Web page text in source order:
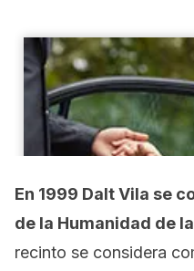
En 1999 Dalt Vila se
de la Humanidad de
recinto se considera